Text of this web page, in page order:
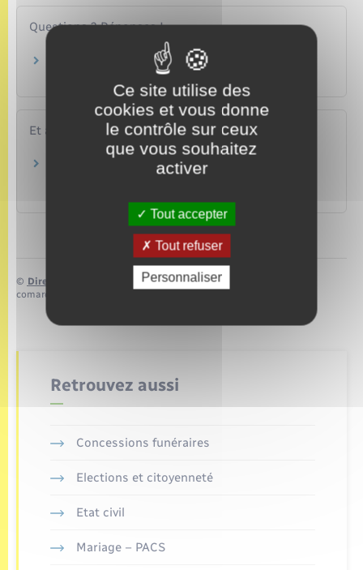
Questions ? Réponses !
Bulletin n°2 du casier judiciaire : comment se
Et aussi
Casier judiciaire : présentation des trois
© Direction de l’information légale et administrative
comarquage developpé par
Retrouvez aussi
Concessions funéraires
Elections et citoyenneté
Etat civil
Mariage – PACS
Ce site utilise des
cookies et vous donne
le contrôle sur ceux
que vous souhaitez
activer
Tout accepter
Tout refuser
Personnaliser